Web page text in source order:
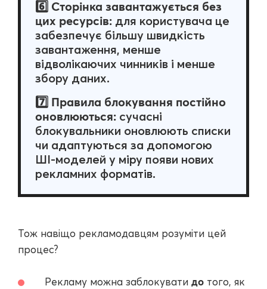
6️⃣ Сторінка завантажується без
цих ресурсів: для користувача це
забезпечує більшу швидкість
завантаження, менше
відволікаючих чинників і менше
збору даних.
7️⃣ Правила блокування постійно
оновлюються: сучасні
блокувальники оновлюють списки
чи адаптуються за допомогою
ШІ-моделей у міру появи нових
рекламних форматів.
Тож навіщо рекламодавцям розуміти цей
процес?
Рекламу можна заблокувати до того, як